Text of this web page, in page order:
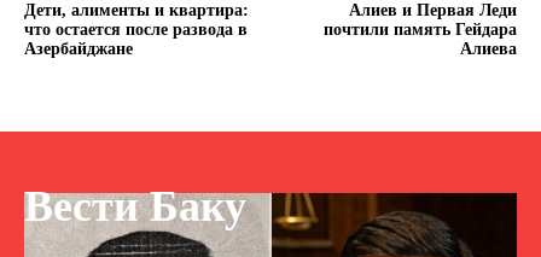
Дети, алименты и квартира:
что остается после развода в
Азербайджане
Алиев и Первая Леди
почтили память Гейдара
Алиева
Вести Баку